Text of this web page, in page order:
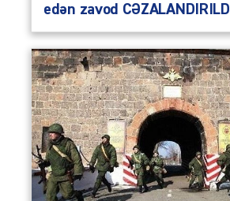
edən zavod CƏZALANDIRILDI